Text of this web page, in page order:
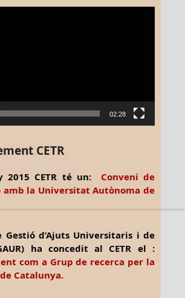
02:28
CETR
2015 CETR té un: Conveni de
amb la Universitat Autònoma de
Gestió d’Ajuts Universitaris i de
ha concedit al CETR el :
com a Grup de recerca per la
Catalunya.